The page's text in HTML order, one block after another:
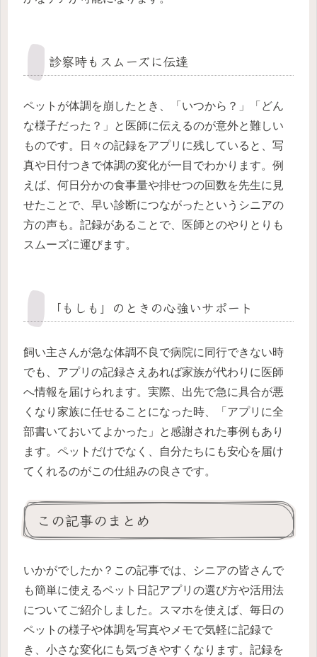
診察時もスムーズに伝達
ペットが体調を崩したとき、「いつから？」「どん
な様子だった？」と医師に伝えるのが意外と難しい
ものです。日々の記録をアプリに残していると、写
真や日付つきで体調の変化が一目でわかります。例
えば、何日分かの食事量や排せつの回数を先生に見
せたことで、早い診断につながったというシニアの
方の声も。記録があることで、医師とのやりとりも
スムーズに運びます。
「もしも」のときの心強いサポート
飼い主さんが急な体調不良で病院に同行できない時
でも、アプリの記録さえあれば家族が代わりに医師
へ情報を届けられます。実際、出先で急に具合が悪
くなり家族に任せることになった時、「アプリに全
部書いておいてよかった」と感謝された事例もあり
ます。ペットだけでなく、自分たちにも安心を届け
てくれるのがこの仕組みの良さです。
この記事のまとめ
いかがでしたか？この記事では、シニアの皆さんで
も簡単に使えるペット日記アプリの選び方や活用法
についてご紹介しました。スマホを使えば、毎日の
ペットの様子や体調を写真やメモで気軽に記録で
き、小さな変化にも気づきやすくなります。記録を